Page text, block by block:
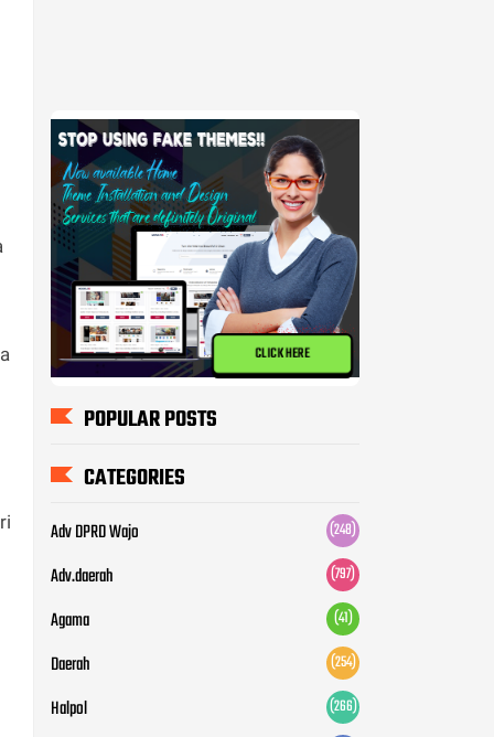
CLICK HERE
POPULAR POSTS
CATEGORIES
Adv DPRD Wajo (248)
Adv.daerah (797)
Agama (41)
Daerah (254)
Halpol (266)